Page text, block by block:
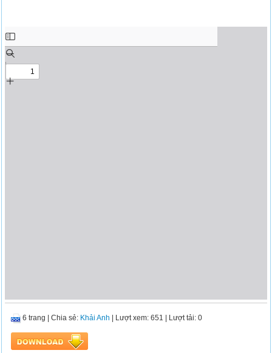
6 trang |Chia sẻ: Khải Anh | Lượt xem: 651 | Lượt tải: 0